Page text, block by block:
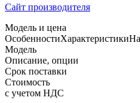
Сайт производителя
Модель и цена
ОсобенностиХарактеристики
Модель
Описание, опции
Срок поставки
Стоимость
с учетом НДС